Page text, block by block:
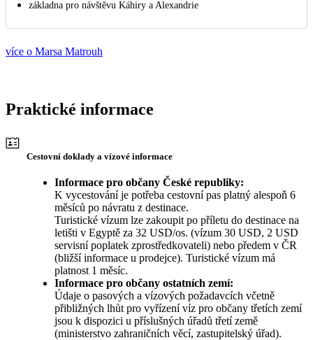
základna pro návštěvu Káhiry a Alexandrie
více o Marsa Matrouh
Praktické informace
Cestovní doklady a vízové informace
Informace pro občany České republiky:
K vycestování je potřeba cestovní pas platný alespoň 6
měsíců po návratu z destinace.
Turistické vízum lze zakoupit po příletu do destinace na
letišti v Egyptě za 32 USD/os. (vízum 30 USD, 2 USD
servisní poplatek zprostředkovateli) nebo předem v ČR
(bližší informace u prodejce). Turistické vízum má
platnost 1 měsíc.
Informace pro občany ostatních zemí:
Údaje o pasových a vízových požadavcích včetně
přibližných lhůt pro vyřízení víz pro občany třetích zemí
jsou k dispozici u příslušných úřadů třetí země
(ministerstvo zahraničních věcí, zastupitelský úřad).